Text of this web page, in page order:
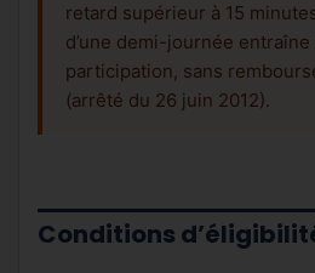
retard supérieur à 15
d’une demi-journée entraîne
participation, sans
(arrêté du 26 juin 2012).
Conditions